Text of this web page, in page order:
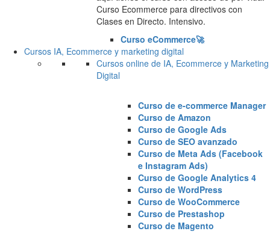
Curso Ecommerce para directivos con
Clases en Directo. Intensivo.
Curso eCommerce🚀
Cursos IA, Ecommerce y marketing digital
Cursos online de IA, Ecommerce y Marketing
Digital
Curso de e-commerce Manager
Curso de Amazon
Curso de Google Ads
Curso de SEO avanzado
Curso de Meta Ads (Facebook
e Instagram Ads)
Curso de Google Analytics 4
Curso de WordPress
Curso de WooCommerce
Curso de Prestashop
Curso de Magento